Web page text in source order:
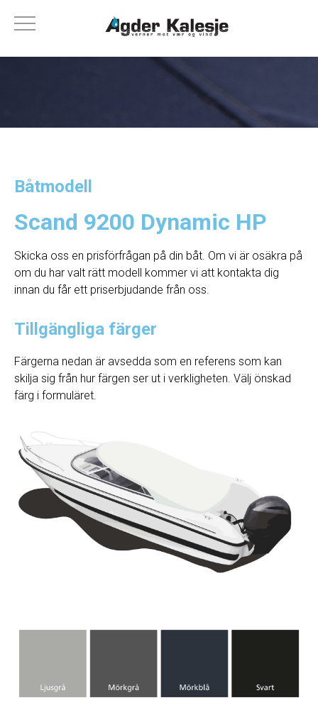
Båtmodell
Scand 9200 Dynamic HP
Skicka oss en prisförfrågan på din båt. Om vi ​​är osäkra på
om du har valt rätt modell kommer vi att kontakta dig
innan du får ett priserbjudande från oss.
Tillgängliga färger
Färgerna nedan är avsedda som en referens som kan
skilja sig från hur färgen ser ut i verkligheten. Välj önskad
färg i formuläret.